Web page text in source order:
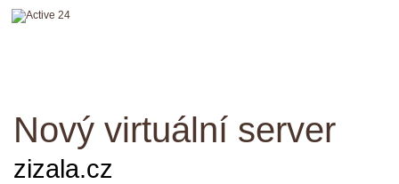
Nový virtuální server
zizala.cz